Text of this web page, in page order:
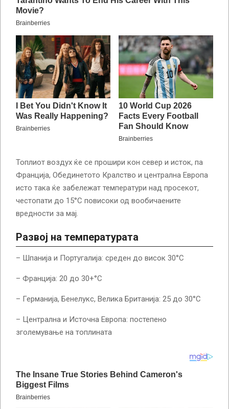
Топлиот воздух ќе се прошири кон север и исток, па
Франција, Обединетото Кралство и централна Европа
исто така ќе забележат температури над просекот,
честопати до 15°C повисоки од вообичаените
вредности за мај.
Развој на температурата
– Шпанија и Португалија: среден до висок 30°C
– Франција: 20 до 30+°C
– Германија, Бенелукс, Велика Британија: 25 до 30°C
– Централна и Источна Европа: постепено
зголемување на топлината